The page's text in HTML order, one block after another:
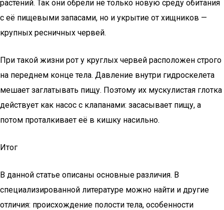
растений. Так они обрели не только новую среду обитания
с её пищевыми запасами, но и укрытие от хищников —
крупных ресничных червей.
При такой жизни рот у круглых червей расположен строго
на переднем конце тела. Давление внутри гидроскелета
мешает заглатывать пищу. Поэтому их мускулистая глотка
действует как насос с клапанами: засасывает пищу, а
потом проталкивает её в кишку насильно.
Итог
В данной статье описаны основные различия. В
специализированной литературе можно найти и другие
отличия: происхождение полости тела, особенности